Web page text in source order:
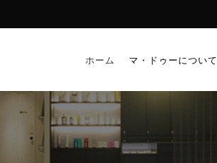
ホーム マ・ドゥーについて